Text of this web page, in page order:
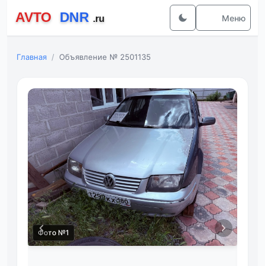
Меню
Главная Объявление № 2501135
Фото №1